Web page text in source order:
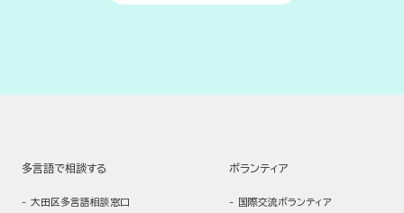
多言語で相談する
大田区多言語相談窓口
ボランティア
国際交流ボランティア